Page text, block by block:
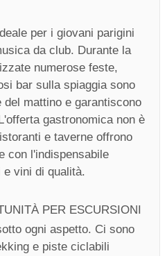
per i giovani parigini
da club. Durante la
numerose feste,
bar sulla spiaggia sono
mattino e garantiscono
gastronomica non è
e taverne offrono
con l'indispensabile
e vini di qualità.
PER ESCURSIONI
ogni aspetto. Ci sono
e piste ciclabili